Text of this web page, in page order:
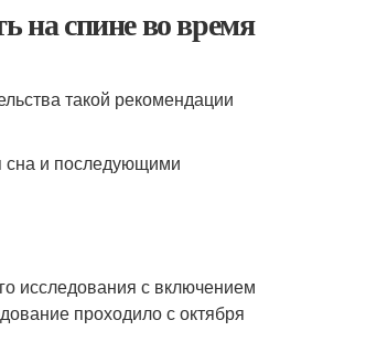
на спине во время
такой рекомендации
сна и последующими
исследования с включением
проходило с октября